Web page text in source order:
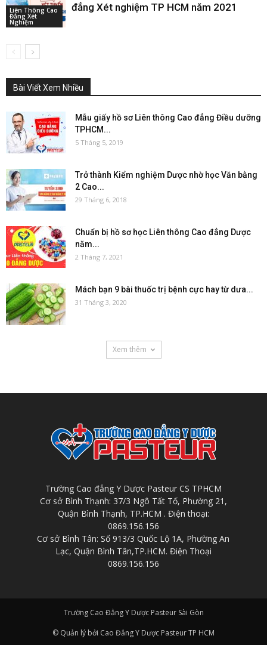
Liên Thông Cao
Đẳng Xét
Nghiệm
đẳng Xét nghiệm TP HCM năm 2021
Bài Viết Xem Nhiều
Mẫu giấy hồ sơ Liên thông Cao đẳng Điều dưỡng
TPHCM...
5 Tháng 5, 2019
Trở thành Kiểm nghiệm Dược nhờ học Văn bằng
2 Cao...
29 Tháng 6, 2018
Chuẩn bị hồ sơ học Liên thông Cao đẳng Dược
năm...
2 Tháng 7, 2021
Mách bạn 9 bài thuốc trị bệnh cực hay từ dưa...
31 Tháng 3, 2020
Xem thêm
Trường Cao đẳng Y Dược Pasteur CS TPHCM
Cơ sở Bình Thạnh: 37/3 Ngô Tất Tố, Phường 21,
Quận Bình Thạnh, TP.HCM . Điện thoại:
0869.156.156
Cơ sở Bình Tân: Số 913/3 Quốc Lộ 1A, Phường An
Lạc, Quận Bình Tân,TP.HCM. Điện Thoại
0869.156.156
Trường Cao Đẳng Y Dược Pasteur Sài Gòn
© Quản lý bởi Cao Đẳng Y Dược Pasteur TP HCM